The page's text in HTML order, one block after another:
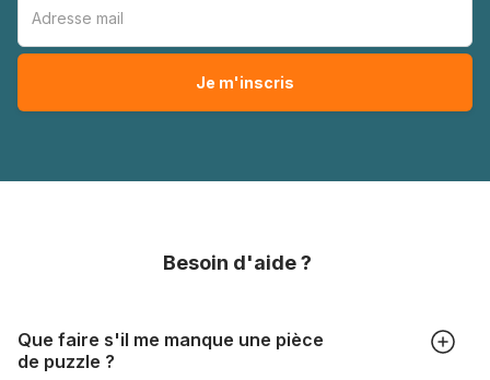
Besoin d'aide ?
Que faire s'il me manque une pièce
de puzzle ?